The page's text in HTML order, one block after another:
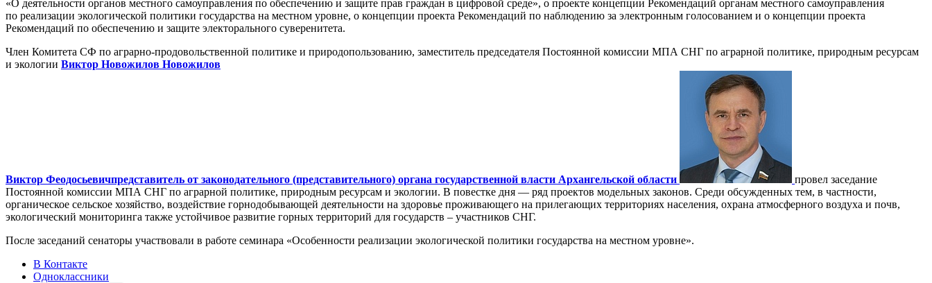
«О деятельности органов местного самоуправления по обеспечению и защите прав граждан в цифровой среде», о проекте концепции Рекомендаций органам местного самоуправления
по реализации экологической политики государства на местном уровне, о концепции проекта Рекомендаций по наблюдению за электронным голосованием и о концепции проекта
Рекомендаций по обеспечению и защите электорального суверенитета.
Член Комитета СФ по аграрно-продовольственной политике и природопользованию, заместитель председателя Постоянной комиссии МПА СНГ по аграрной политике, природным ресурсам
и экологии Виктор Новожилов Новожилов
Виктор Феодосьевичпредставитель от законодательного (представительного) органа государственной власти Архангельской области
провел заседание
Постоянной комиссии МПА СНГ по аграрной политике, природным ресурсам и экологии. В повестке дня — ряд проектов модельных законов. Среди обсужденных тем, в частности,
органическое сельское хозяйство, воздействие горнодобывающей деятельности на здоровье проживающего на прилегающих территориях населения, охрана атмосферного воздуха и почв,
экологический мониторинга также устойчивое развитие горных территорий для государств – участников СНГ.
После заседаний сенаторы участвовали в работе семинара «Особенности реализации экологической политики государства на местном уровне».
В Контакте
Одноклассники